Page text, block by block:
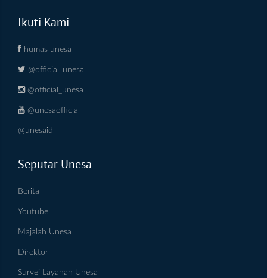
Ikuti Kami
humas unesa
@official_unesa
@official_unesa
@unesaofficial
@unesaid
Seputar Unesa
Berita
Youtube
Majalah Unesa
Direktori
Survei Layanan Unesa